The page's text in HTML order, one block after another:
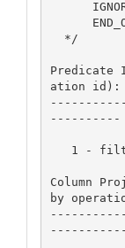
Predicate
ation id):
----------
Column
by